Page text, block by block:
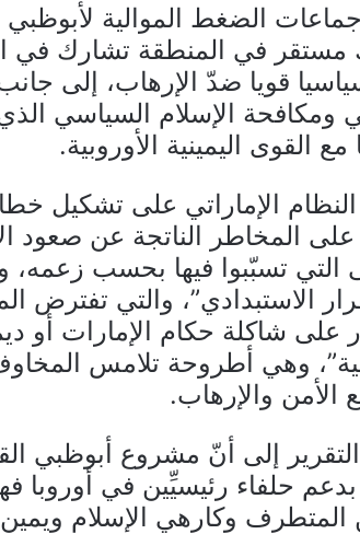
الضغط الموالية لأبوظبي
في المنطقة تشارك في
قويا ضدّ الإرهاب، إلى جانب
ومكافحة الإسلام السياسي
مع القوى اليمينية الأوروبية.
الإماراتي على تشكيل
على المخاطر الناتجة عن صعود
التي تسبّبوا فيها بحسب زعمه،
الاستبدادي”، والتي تفترض
على شاكلة حكام الإمارات أو
وهي أطروحة تلامس
الأمن والإرهاب.
إلى أنّ مشروع أبوظبي
حلفاء رئيسيِّين في أوروبا
المتطرف وكارهي الإسلام